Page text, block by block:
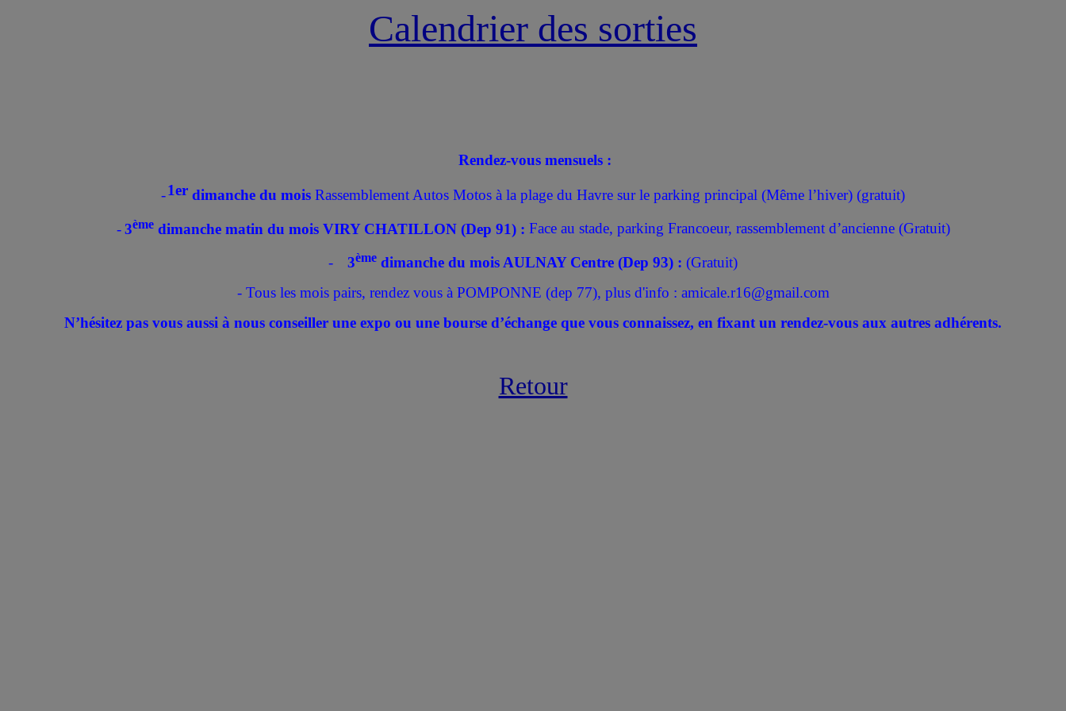
Calendrier des sorties
Rendez-vous mensuels :
-1er dimanche du mois Rassemblement Autos Motos à la plage du Havre sur le parking principal (Même l’hiver) (gratuit)
- 3èmedimanche matin du mois VIRY CHATILLON (Dep 91) : Face au stade, parking Francoeur, rassemblement d’ancienne (Gratuit)
- 3ème dimanche du mois AULNAY Centre (Dep 93) : (Gratuit)
- Tous les mois pairs, rendez vous à POMPONNE (dep 77), plus d'info : amicale.r16@gmail.com
N’hésitez pas vous aussi à nous conseiller une expo ou une bourse d’échange que vous connaissez, en fixant un rendez-vous aux autres adhérents.
Retour